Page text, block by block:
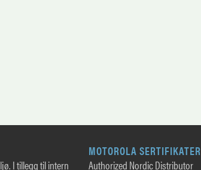
I tillegg til intern
MOTOROLA SERTIFIKATER
Authorized Nordic Distributor